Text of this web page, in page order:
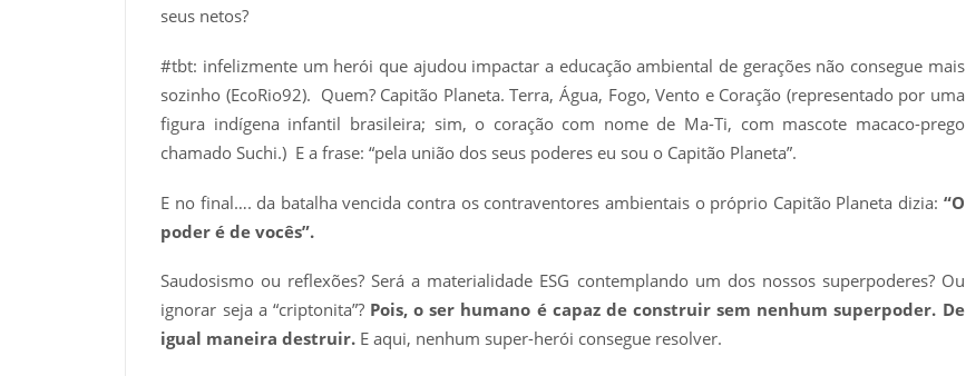
seus netos?
#tbt: infelizmente um herói que ajudou impactar a educação ambiental de gerações não consegue mais
sozinho (EcoRio92). Quem? Capitão Planeta. Terra, Água, Fogo, Vento e Coração (representado por uma
figura indígena infantil brasileira; sim, o coração com nome de Ma-Ti, com mascote macaco-prego
chamado Suchi.) E a frase: “pela união dos seus poderes eu sou o Capitão Planeta”.
E no final…. da batalha vencida contra os contraventores ambientais o próprio Capitão Planeta dizia: “O
poder é de vocês”.
Saudosismo ou reflexões? Será a materialidade ESG contemplando um dos nossos superpoderes? Ou
ignorar seja a “criptonita”? Pois, o ser humano é capaz de construir sem nenhum superpoder. De
igual maneira destruir. E aqui, nenhum super-herói consegue resolver.